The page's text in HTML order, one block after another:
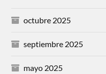
octubre 2025
septiembre 2025
mayo 2025